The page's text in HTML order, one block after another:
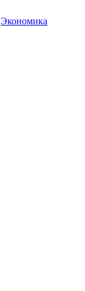
Экономика